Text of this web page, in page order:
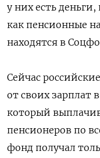
у них есть
как пенсионные
находятся в
Сейчас
от своих зарплат
который
пенсионеров по
фонд получал